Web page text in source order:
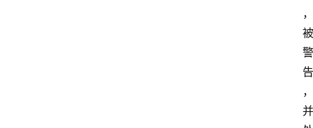
，
被
警
告
，
并